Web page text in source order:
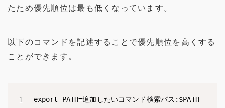
たため優先順位は最も低くなっています。
以下のコマンドを記述することで優先順位を高くする
ことができます。
export PATH=追加したいコマンド検索パス:$PATH